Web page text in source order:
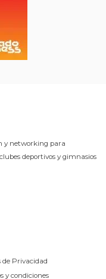
y networking para
deportivos y gimnasios
de Privacidad
y condiciones